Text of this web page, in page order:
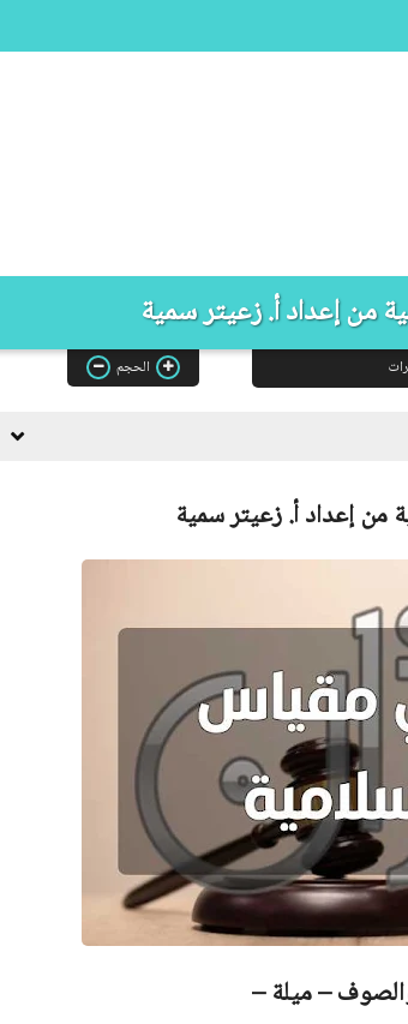
من إعداد أ. زعيتر سمية
الحجم
من إعداد أ. زعيتر سمية
– ميلة –